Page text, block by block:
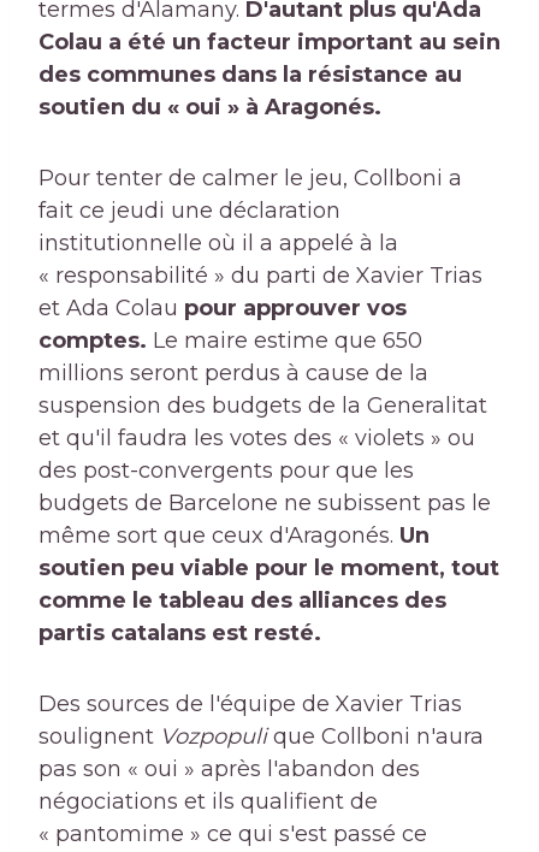
termes d'Alamany. D'autant plus qu'Ada
Colau a été un facteur important au sein
des communes dans la résistance au
soutien du « oui » à Aragonés.
Pour tenter de calmer le jeu, Collboni a
fait ce jeudi une déclaration
institutionnelle où il a appelé à la
« responsabilité » du parti de Xavier Trias
et Ada Colau pour approuver vos
comptes. Le maire estime que 650
millions seront perdus à cause de la
suspension des budgets de la Generalitat
et qu'il faudra les votes des « violets » ou
des post-convergents pour que les
budgets de Barcelone ne subissent pas le
même sort que ceux d'Aragonés. Un
soutien peu viable pour le moment, tout
comme le tableau des alliances des
partis catalans est resté.
Des sources de l'équipe de Xavier Trias
soulignent Vozpopulique Collboni n'aura
pas son « oui » après l'abandon des
négociations et ils qualifient de
« pantomime » ce qui s'est passé ce